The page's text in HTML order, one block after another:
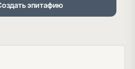
эпитафию